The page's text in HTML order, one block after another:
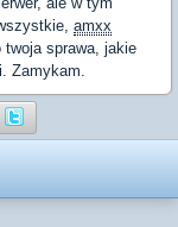
amxx
twoja sprawa, jakie
Zamykam.